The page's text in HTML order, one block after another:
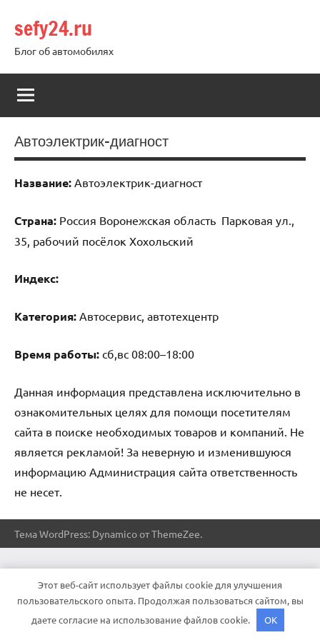
содержимому
sefy24.ru
Блог об автомобилях
Автоэлектрик-диагност
Название: Автоэлектрик-диагност
Страна: Россия Воронежская область Парковая ул.,
35, рабочий посёлок Хохольский
Индекс:
Категория: Автосервис, автотехцентр
Время работы: сб,вс 08:00–18:00
Данная информация представлена исключительно в
ознакомительных целях для помощи посетителям
сайта в поиске необходимых товаров и компаний. Не
является рекламой! За неверную и изменившуюся
информацию Администрация сайта ответственность
не несет.
Тема WordPress: Dynamico от ThemeZee.
Этот веб-сайт использует файлы cookie для улучшения
пользовательского опыта. Продолжая пользоваться сайтом, вы
даете согласие на использование файлов cookie.
OK